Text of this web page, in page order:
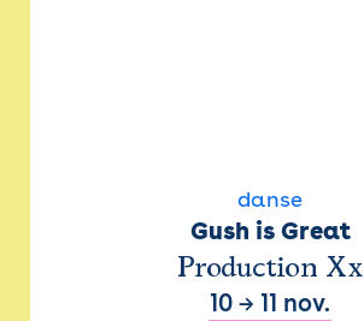
danse
Gush is Great
Production Xx
10 → 11 nov.